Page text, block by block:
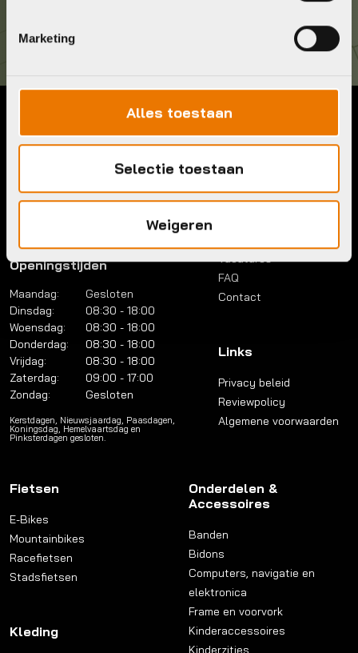
Marketing
Alles toestaan
Selectie toestaan
Weigeren
Contact
036 5304422
info@bykestore.nl
Adres:
Brouwerstraat 8B
Openingstijden
Maandag:
Gesloten
Dinsdag:
08:30 - 18:00
Woensdag:
08:30 - 18:00
Donderdag:
08:30 - 18:00
Vrijdag:
08:30 - 18:00
Zaterdag:
09:00 - 17:00
Zondag:
Gesloten
Kerstdagen, Nieuwsjaardag, Paasdagen,
Koningsdag, Hemelvaartsdag en
Pinksterdagen gesloten.
Service pakket
Vacatures
FAQ
Contact
Links
Privacy beleid
Reviewpolicy
Algemene voorwaarden
Fietsen
E-Bikes
Mountainbikes
Racefietsen
Stadsfietsen
Kleding
Onderdelen &
Accessoires
Banden
Bidons
Computers, navigatie en
elektronica
Frame en voorvork
Kinderaccessoires
Kinderzitjes